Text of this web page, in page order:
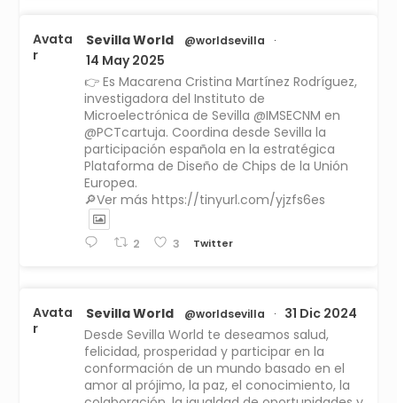
Avata
r
Sevilla World @worldsevilla ·
14 May 2025
👉 Es Macarena Cristina Martínez Rodríguez,
investigadora del Instituto de
Microelectrónica de Sevilla @IMSECNM en
@PCTcartuja. Coordina desde Sevilla la
participación española en la estratégica
Plataforma de Diseño de Chips de la Unión
Europea.
🔎Ver más https://tinyurl.com/yjzfs6es
2 3 Twitter
Avata
r
Sevilla World @worldsevilla ·
31 Dic 2024
Desde Sevilla World te deseamos salud,
felicidad, prosperidad y participar en la
conformación de un mundo basado en el
amor al prójimo, la paz, el conocimiento, la